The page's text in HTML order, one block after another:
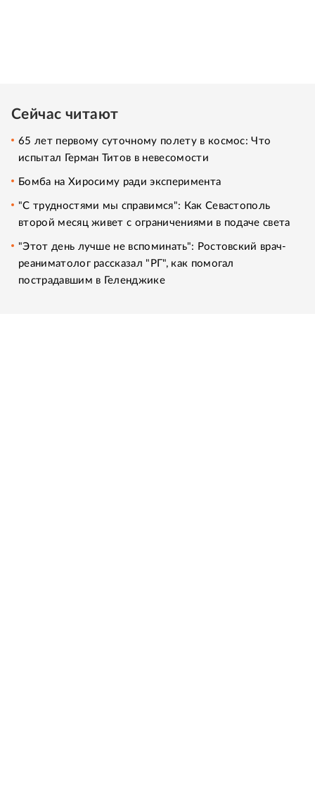
Сейчас читают
65 лет первому суточному полету в космос: Что
испытал Герман Титов в невесомости
Бомба на Хиросиму ради эксперимента
"С трудностями мы справимся": Как Севастополь
второй месяц живет с ограничениями в подаче света
"Этот день лучше не вспоминать": Ростовский врач-
реаниматолог рассказал "РГ", как помогал
пострадавшим в Геленджике